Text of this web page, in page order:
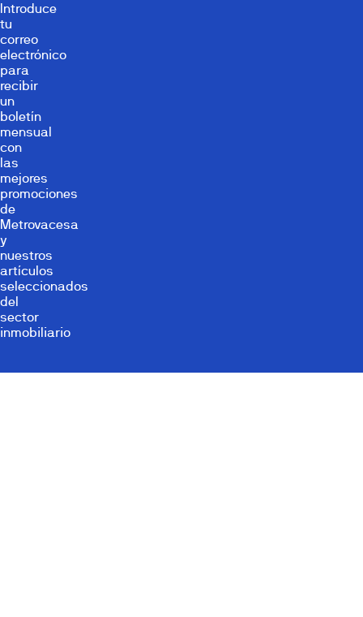
Introduce
tu
correo
electrónico
para
recibir
un
boletín
mensual
con
las
mejores
promociones
de
Metrovacesa
y
nuestros
artículos
seleccionados
del
sector
inmobiliario